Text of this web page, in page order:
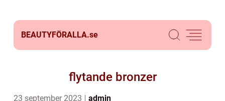
BEAUTYFÖRALLA.se
flytande bronzer
23 september 2023 admin